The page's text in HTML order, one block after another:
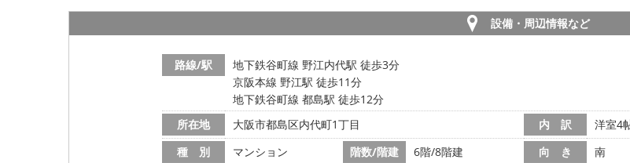
設備・周辺情報など
路線/駅
地下鉄谷町線 野江内代駅 徒歩3分
京阪本線 野江駅 徒歩11分
地下鉄谷町線 都島駅 徒歩12分
所在地
大阪市都島区内代町1丁目 内 訳
洋室4
種 別
マンション 階数/階建 6階/8階建 向 き 南